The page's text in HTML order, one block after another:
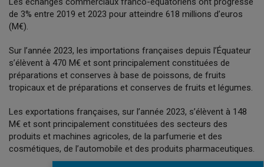
de 3% entre 2019 et 2023 pour atteindre 618 millions d’euros
(M€).
Sur l’année 2023, les importations françaises depuis l’Équateur
s’élèvent à 470 M€ et sont principalement constituées de
préparations et conserves à base de poissons, de fruits
tropicaux et de préparations et conserves de fruits et légumes.
Les exportations françaises, sur l’année 2023, s’élèvent à 148
M€ et sont principalement constituées des secteurs des
produits et machines agricoles, de la parfumerie et des
cosmétiques, de l’automobile et des produits pharmaceutiques.